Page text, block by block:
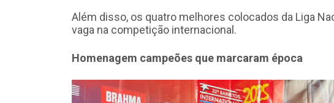
Além disso, os quatro melhores colocados da Liga
vaga na competição internacional.
Homenagem campeões que marcaram época